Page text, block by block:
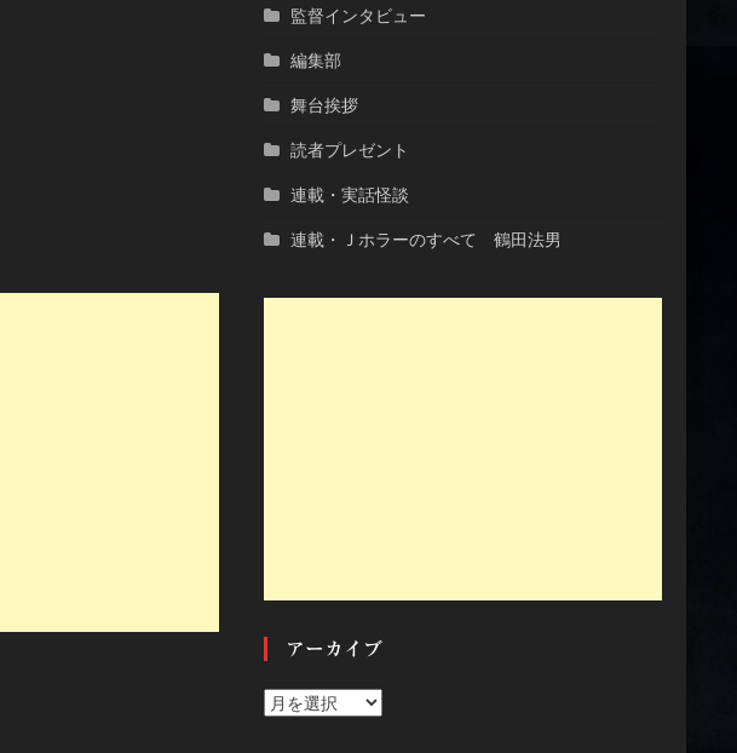
監督インタビュー
編集部
舞台挨拶
読者プレゼント
連載・実話怪談
連載・Ｊホラーのすべて 鶴田法男
アーカイブ
ア